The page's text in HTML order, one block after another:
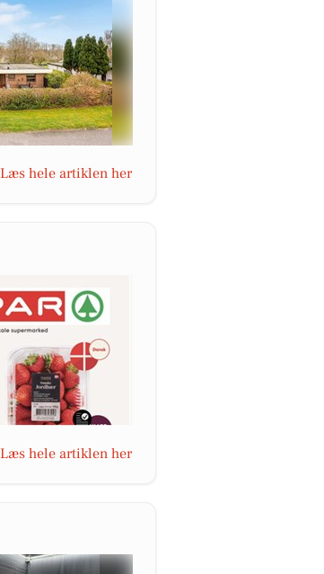
Læs hele artiklen her
Læs hele artiklen her